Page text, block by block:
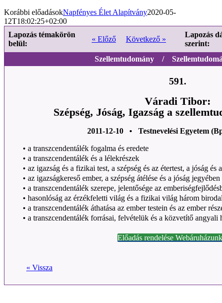
Korábbi előadásokNapfényes Élet Alapítvány2020-05-
12T18:02:25+02:00
Lapozás témakörön
belül:
« Előző Következő »
Lapozás
szerint:
Szellemtudomány /
591.
Váradi Tibor:
Szépség, Jóság, Igazság a
2011-12-10 • Testnevelési Egyetem
• a transzcendentálék fogalma és eredete
• a transzcendentálék és a lélekrészek
• az igazság és a fizikai test, a szépség és az étertest, a jóság és
• az igazságkereső ember, a szépség átélése és a jóság
• a transzcendentálék szerepe, jelentősége az
• hasonlóság az érzékfeletti világ és a fizikai világ három
• a transzcendentálék áthatása az ember testein és az ember
• a transzcendentálék forrásai, felvételük és a közvetítő angyali
Előadás rendelése
« Vissza